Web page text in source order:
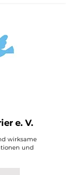
e. V.
wirksame
und